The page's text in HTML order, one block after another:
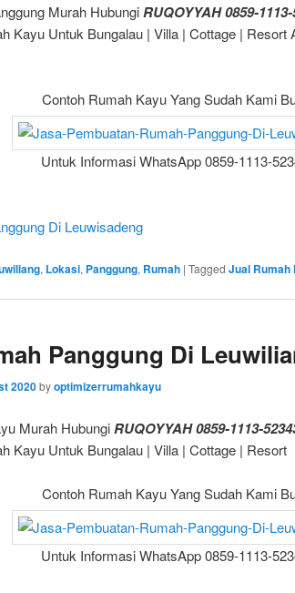
Murah HubungiRUQOYYAH 0859-
Kayu Untuk Bungalau | Villa | Cottage | Resort
Contoh Rumah Kayu Yang Sudah Kami
Untuk Informasi WhatsApp 0859-1113-
Di Leuwisadeng
, Lokasi, Panggung, Rumah | Tagged Jual Rumah
Panggung Di
2020byoptimizerrumahkayu
Murah HubungiRUQOYYAH 0859-1113-
Kayu Untuk Bungalau | Villa | Cottage | Resort
Contoh Rumah Kayu Yang Sudah Kami
Untuk Informasi WhatsApp 0859-1113-